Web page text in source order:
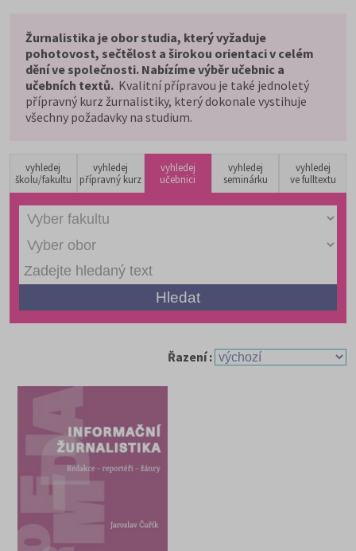
Žurnalistika je obor studia, který vyžaduje
pohotovost, sečtělost a širokou orientaci v celém
dění ve společnosti. Nabízíme výběr učebnic a
učebních textů. Kvalitní přípravou je také jednoletý
přípravný kurz žurnalistiky, který dokonale vystihuje
všechny požadavky na studium.
vyhledej
školu/fakultu
vyhledej
přípravný kurz
vyhledej
učebnici
vyhledej
seminárku
vyhledej
ve fulltextu
Řazení :